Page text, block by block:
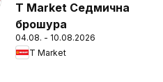
T Market Седмична
брошура
04.08. - 10.08.2026
T Market